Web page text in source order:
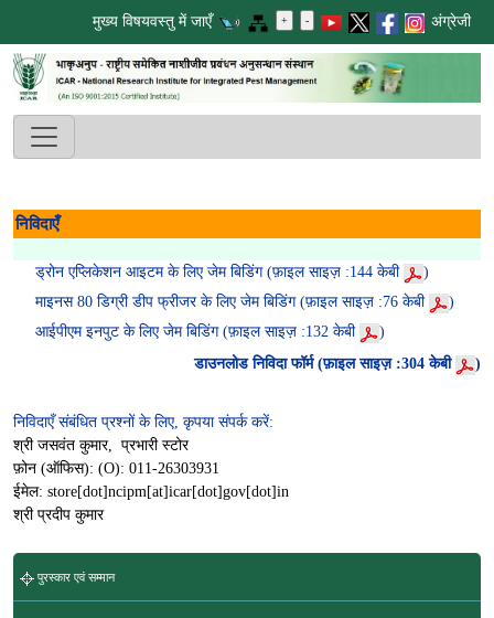
मुख्य विषयवस्तु में जाएँ अंग्रेजी
निविदाएँ
ड्रोन एप्लिकेशन आइटम के लिए जेम बिडिंग ​ (फ़ाइल साइज़ :144 केबी
)
माइनस 80 डिग्री डीप फ्रीजर के लिए जेम बिडिंग ​ (फ़ाइल साइज़ :76 केबी
)
आईपीएम इनपुट के लिए जेम बिडिंग ​ (फ़ाइल साइज़ :132 केबी
)
डाउनलोड निविदा फॉर्म (फ़ाइल साइज़ :304 केबी
)
निविदाएँ संबंधित प्रश्नों के लिए, कृपया संपर्क करें:
श्री जसवंत कुमार, प्रभारी स्टोर
फ़ोन (ऑफिस): (O): 011-26303931
ईमेल: store[dot]ncipm[at]icar[dot]gov[dot]in
श्री प्रदीप कुमार
पुरस्कार एवं सम्मान